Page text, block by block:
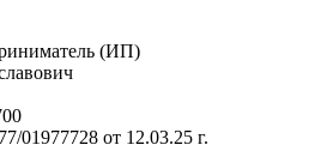
(ИП)
01977728 от 12.03.25 г.